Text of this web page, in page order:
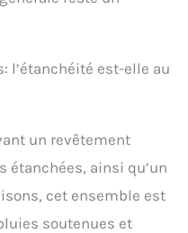
l’étanchéité est-elle au
un revêtement
étanchées, ainsi qu’un
cet ensemble est
soutenues et